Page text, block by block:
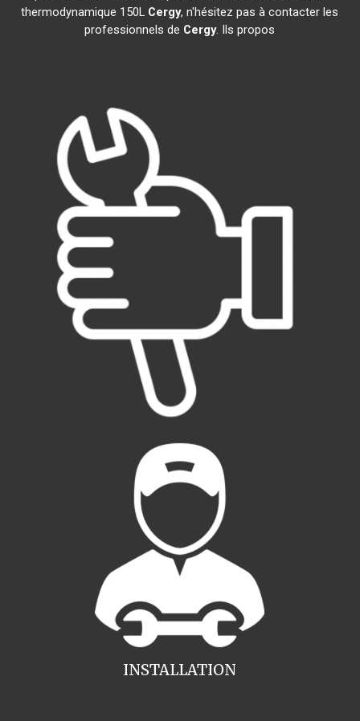
thermodynamique 150L Cergy, n'hésitez pas à contacter les
professionnels de Cergy. Ils propos
INSTALLATION